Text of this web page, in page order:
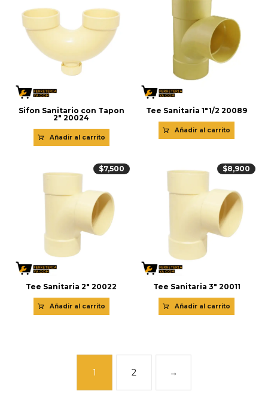
Sifon Sanitario con Tapon
2″ 20024
Añadir al carrito
Tee Sanitaria 1″1/2 20089
Añadir al carrito
Tee Sanitaria 2″ 20022
$7,500
Añadir al carrito
Tee Sanitaria 3″ 20011
$8,900
Añadir al carrito
1 2 →